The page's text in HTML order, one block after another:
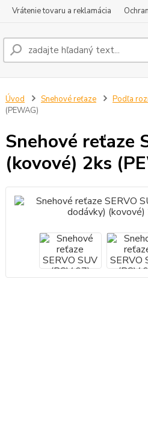
Vrátenie tovaru a reklamácia
Úvod Snehové reťaze Podľa
(PEWAG)
Snehové reťaze
(kovové) 2ks